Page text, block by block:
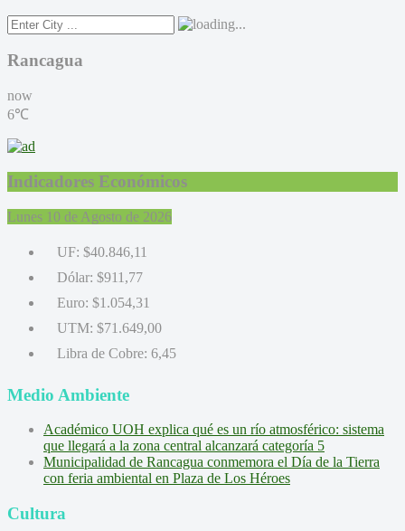
Rancagua
now
6℃
Indicadores Económicos
Lunes 10 de Agosto de 2026
UF: $40.846,11
Dólar: $911,77
Euro: $1.054,31
UTM: $71.649,00
Libra de Cobre: 6,45
Medio Ambiente
Académico UOH explica qué es un río atmosférico: sistema
que llegará a la zona central alcanzará categoría 5
Municipalidad de Rancagua conmemora el Día de la Tierra
con feria ambiental en Plaza de Los Héroes
Cultura